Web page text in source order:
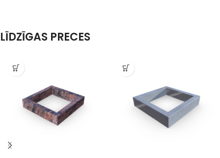
LĪDZĪGAS PRECES